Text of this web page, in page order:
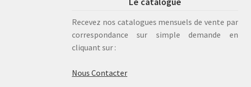
Recevez nos catalogues mensuels de vente par
correspondance sur simple demande en
cliquant sur :
Nous Contacter